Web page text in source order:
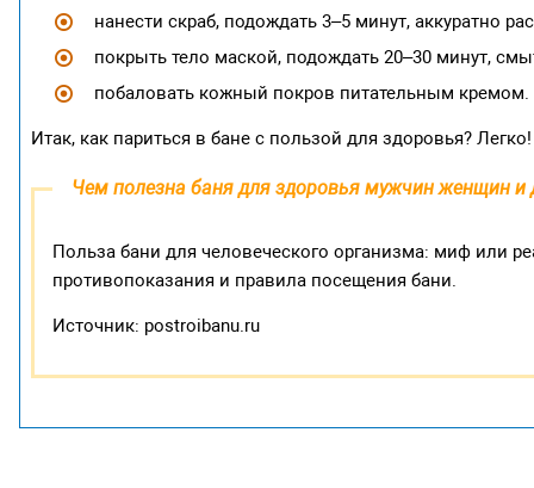
нанести скраб, подождать 3–5 минут, аккуратно
покрыть тело маской, подождать 20–30 минут,
побаловать кожный покров питательным кремом.
Итак, как париться в бане с пользой для здоровья?
Чем полезна баня для здоровья мужчин женщин и
Польза бани для человеческого организма: миф или
противопоказания и правила посещения бани.
Источник: postroibanu.ru